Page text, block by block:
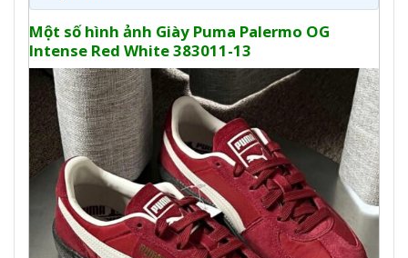
Một số hình ảnh Giày Puma Palermo OG
Intense Red White 383011-13